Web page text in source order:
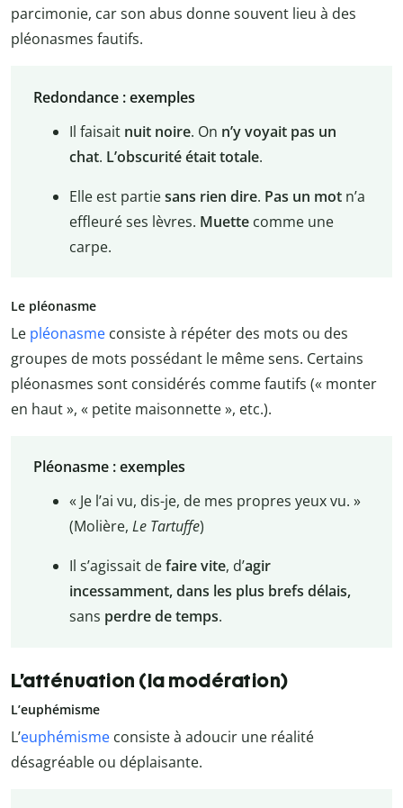
parcimonie, car son abus donne souvent lieu à des
pléonasmes fautifs.
Redondance : exemples
Il faisait nuit noire. On n’y voyait pas un
chat. L’obscurité était totale.
Elle est partiesans rien dire. Pas un motn’a
effleuré ses lèvres. Muettecomme une
carpe.
Le pléonasme
Le pléonasme consiste à répéter des mots ou des
groupes de mots possédant le même sens. Certains
pléonasmes sont considérés comme fautifs (« monter
en haut », « petite maisonnette », etc.).
Pléonasme : exemples
« Je l’ai vu, dis-je, de mes propres yeux vu. »
(Molière, Le Tartuffe)
Il s’agissait defaire vite, d’agir
incessamment, dans les plus brefs délais,
sans perdre de temps.
L’atténuation (la modération)
L’euphémisme
L’euphémisme consiste à adoucir une réalité
désagréable ou déplaisante.